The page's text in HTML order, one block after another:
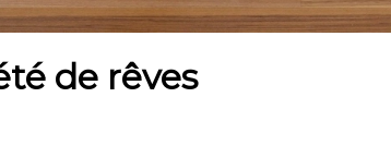
de rêves